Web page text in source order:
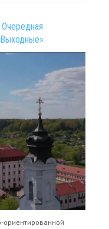
ориентированной